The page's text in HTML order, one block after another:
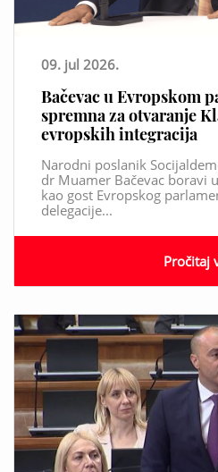
09. jul 2026.
Bačevac u Evropskom
spremna za otvaranje
evropskih integracija
Narodni poslanik
dr Muamer Bačevac boravi
kao gost Evropskog
delegacije...
Pročitaj